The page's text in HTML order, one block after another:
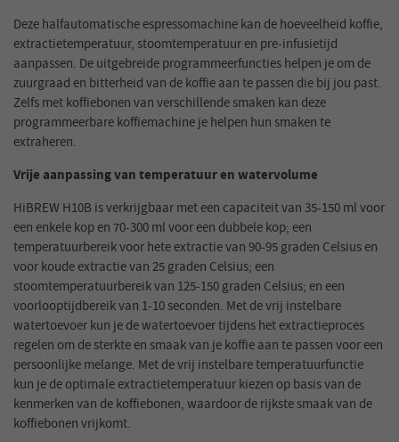
Deze halfautomatische espressomachine kan de hoeveelheid koffie,
extractietemperatuur, stoomtemperatuur en pre-infusietijd
aanpassen. De uitgebreide programmeerfuncties helpen je om de
zuurgraad en bitterheid van de koffie aan te passen die bij jou past.
Zelfs met koffiebonen van verschillende smaken kan deze
programmeerbare koffiemachine je helpen hun smaken te
extraheren.
Vrije aanpassing van temperatuur en watervolume
HiBREW H10B is verkrijgbaar met een capaciteit van 35-150 ml voor
een enkele kop en 70-300 ml voor een dubbele kop; een
temperatuurbereik voor hete extractie van 90-95 graden Celsius en
voor koude extractie van 25 graden Celsius; een
stoomtemperatuurbereik van 125-150 graden Celsius; en een
voorlooptijdbereik van 1-10 seconden. Met de vrij instelbare
watertoevoer kun je de watertoevoer tijdens het extractieproces
regelen om de sterkte en smaak van je koffie aan te passen voor een
persoonlijke melange. Met de vrij instelbare temperatuurfunctie
kun je de optimale extractietemperatuur kiezen op basis van de
kenmerken van de koffiebonen, waardoor de rijkste smaak van de
koffiebonen vrijkomt.